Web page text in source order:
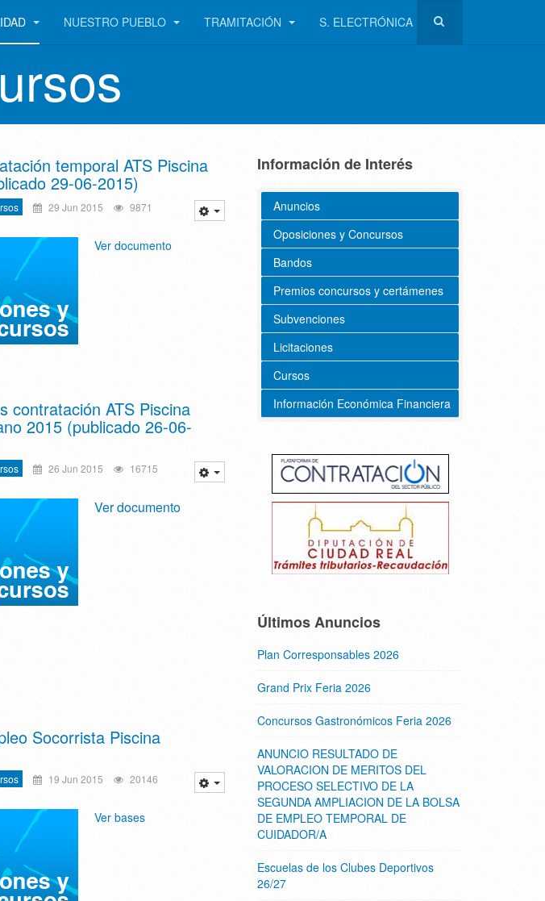
NUESTRO PUEBLO TRAMITACIÓN S. ELECTRÓNICA
temporal ATS Piscina
29-06-2015)
29 Jun 2015 9871
Ver documento
contratación ATS Piscina
2015 (publicado 26-06-
26 Jun 2015 16715
Ver documento
Socorrista Piscina
19 Jun 2015 20146
Ver bases
Información de Interés
Anuncios
Oposiciones y Concursos
Bandos
Premios concursos y certámenes
Subvenciones
Licitaciones
Cursos
Información Económica Financiera
Últimos Anuncios
Plan Corresponsables 2026
Grand Prix Feria 2026
Concursos Gastronómicos Feria 2026
ANUNCIO RESULTADO DE
VALORACION DE MERITOS DEL
PROCESO SELECTIVO DE LA
SEGUNDA AMPLIACION DE LA BOLSA
DE EMPLEO TEMPORAL DE
CUIDADOR/A
Escuelas de los Clubes Deportivos
26/27